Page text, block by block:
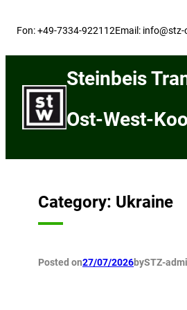
Fon: +49-7334-922112Email:
Steinbeis
Ost-West-
Category: Ukraine
Posted on27/07/2026bySTZ-